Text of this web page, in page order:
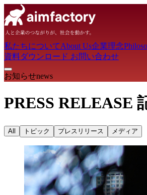
私たちについてAbout Us企業理念
資料ダウンロード お問い合わせ
お知らせnews
PRESS RELEASE
All トピック プレスリリース メディア